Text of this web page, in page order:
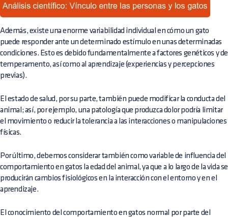
Además, existe una enorme variabilidad individual en cómo un gato
puede responder ante un determinado estímulo en unas determinadas
condiciones. Esto es debido fundamentalmente a factores genéticos y de
temperamento, así como al aprendizaje (experiencias y percepciones
previas).
El estado de salud, por su parte, también puede modificar la conducta del
animal; así, por ejemplo, una patología que produzca dolor podría limitar
el movimiento o reducir la tolerancia a las interacciones o manipulaciones
físicas.
Por último, debemos considerar también como variable de influencia del
comportamiento en gatos la edad del animal, ya que a lo largo de la vida se
producirán cambios fisiológicos en la interacción con el entorno y en el
aprendizaje.
El conocimiento del comportamiento en gatos normal por parte del